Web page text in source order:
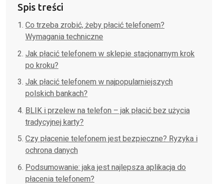
Spis treści
Co trzeba zrobić, żeby płacić telefonem?
Wymagania techniczne
Jak płacić telefonem w sklepie stacjonarnym krok
po kroku?
Jak płacić telefonem w najpopularniejszych
polskich bankach?
BLIK i przelew na telefon – jak płacić bez użycia
tradycyjnej karty?
Czy płacenie telefonem jest bezpieczne? Ryzyka i
ochrona danych
Podsumowanie: jaka jest najlepsza aplikacja do
płacenia telefonem?